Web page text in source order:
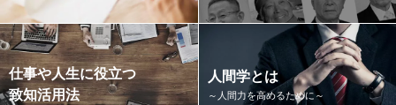
仕事や人生に役立つ
致知活用法
人間学とは
～人間力を高めるために～